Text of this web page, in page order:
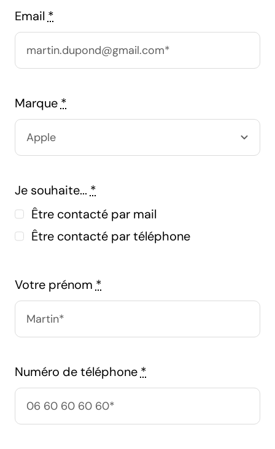
Email *
Marque *
Je souhaite... *
Être contacté par mail
Être contacté par téléphone
Votre prénom *
Numéro de téléphone *